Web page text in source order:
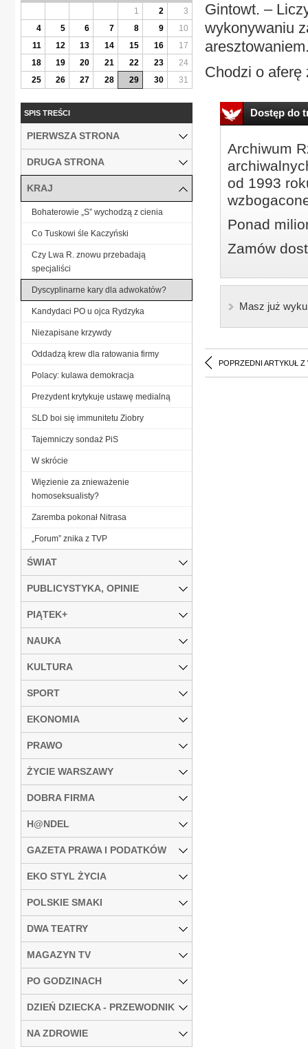
Gintowt. –
wykonywaniu
Chodzi o aferę
Dostęp do
Archiwum
od 1993
Ponad
Zamów
Masz już
POPRZEDNI ARTYKUŁ Z
1
2
3
4
5 6 7 8 9
10
11
12 13 14 15 16
17
18
19 20 21 22 23
24
25
26 27 28 29 30 31
SPIS TREŚCI
PIERWSZA STRONA
DRUGA STRONA
KRAJ
Bohaterowie „S” wychodzą z cienia
Co Tuskowi śle Kaczyński
Czy Lwa R. znowu przebadają
specjaliści
Dyscyplinarne kary dla adwokatów?
Kandydaci PO u ojca Rydzyka
Niezapisane krzywdy
Oddadzą krew dla ratowania firmy
Polacy: kulawa demokracja
Prezydent krytykuje ustawę medialną
SLD boi się immunitetu Ziobry
Tajemniczy sondaż PiS
W skrócie
Więzienie za znieważenie
homoseksualisty?
Zaremba pokonał Nitrasa
„Forum” znika z TVP
ŚWIAT
PUBLICYSTYKA, OPINIE
PIĄTEK+
NAUKA
KULTURA
SPORT
EKONOMIA
PRAWO
ŻYCIE WARSZAWY
DOBRA FIRMA
H@NDEL
GAZETA PRAWA I PODATKÓW
EKO STYL ŻYCIA
POLSKIE SMAKI
DWA TEATRY
MAGAZYN TV
PO GODZINACH
DZIEŃ DZIECKA - PRZEWODNIK
NA ZDROWIE